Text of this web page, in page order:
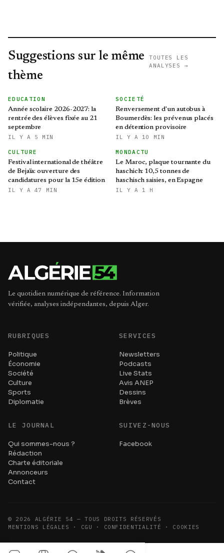
Suggestions sur le même
thème
TOUTES LES
ANALYSES →
EDUCATION
Année scolaire 2026-2027: la
rentrée des élèves fixée au 21
septembre
IL Y A 5 MIN
SOCIETÉ
Renversement d'un autobus à
Boumerdès: les prévenus placés
en détention provisoire
IL Y A 10 MIN
CULTURE
Festival international de théâtre
de Bejaïa: ouverture des
candidatures pour la 15e édition
IL Y A 47 MIN
MONDACTU
Le Maroc, plaque tournante du
haschich: 10,5 tonnes de
haschisch saisies, en Espagne
IL Y A 1 H
Le quotidien numérique de référence. Information
vérifiée, analyses indépendantes, depuis Alger.
RUBRIQUES
Politique
Économie
Société
Culture
Sports
Diplomatie
SERVICES
Newsletters
Podcasts
Live Stats
Avis ANEP
Dessins
Brèves
LE JOURNAL
Qui sommes-nous ?
Rédaction
Charte éditoriale
Annonceurs
Contact
SUIVEZ-NOUS
Facebook
© 2026
ALGÉRIE 54 — TOUS DROITS RÉSERVÉS
MENTIONS LÉGALES · CGU · CONFIDENTIALITÉ · COOKIES